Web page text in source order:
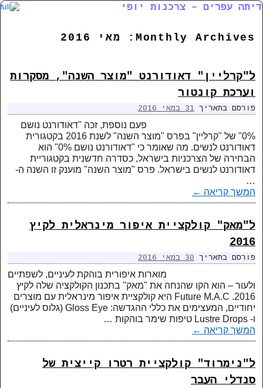
דיתה עפרים – צרכנות יופי
Monthly Archives: מאי 2016
ל"קרליין" דאודורנט "מוצר השנה", מסקרות
וערכת קונטור
פורסם בתאריך 31 במאי 2016
פעם נוספת, זכה "דאודורנט נושם
0%" של "קרליין" בפרס "מוצר השנה" לשנת 2016 בקטגורית
דאודורנט לנשים. מה שאומר כי "דאודורנט נושם 0%" הוא
הבחירה של הצרכניות בישראל, כסדרה חדשנית בקטגוריית
דאודורנט לנשים בישראל. פרס "מוצר השנה" מוענק זו השנה ה-
…
המשך קריאה ←
ל"מאק" קולקציית איפור מינראלית לקיץ
2016
פורסם בתאריך 30 במאי 2016
מוארות איפורית בוהקת לעיניים, לשפתיים
ולעור – הוא הקו שהנחה את "מאק" בתכנון הקולקציה שלה לקיץ
2016. Future M.A.C היא קולקציית איפור מינראלית עם מוצרים
יחודיים, המעצימים את כללי ההגדשה: Gloss Eye (גלוס לעיניים)
ו- Lustre Drops טיפות שימר בוהקות …
המשך קריאה ←
ל"נימרוד" קולקציית רטרו קייצית של
סנדלי העבר